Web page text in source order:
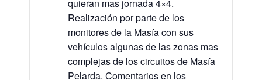
quieran mas jornada 4×4.
Realización por parte de los
monitores de la Masía con sus
vehículos algunas de las zonas mas
complejas de los circuitos de Masía
Pelarda. Comentarios en los